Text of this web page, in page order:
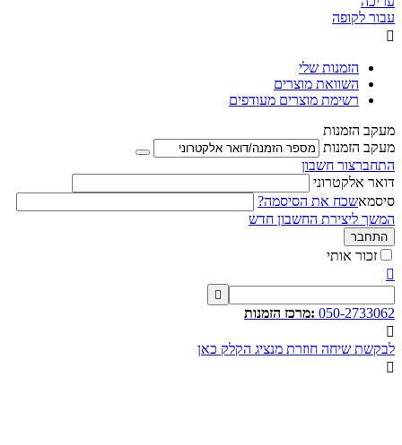
עבור לקופה

הזמנות שלי
השוואת מוצרים
רשימת מוצרים מעודפים
מעקב הזמנות
מעקב הזמנות
התחברצור חשבון
דואר אלקטרוני
סיסמאשכח את הסיסמה?
המשך ליצירת החשבון חדש
התחבר
זכור אותי


050-2733062 :מרכז הזמנות

לבקשת שיחה חוזרת מנציג הקלק כאן
